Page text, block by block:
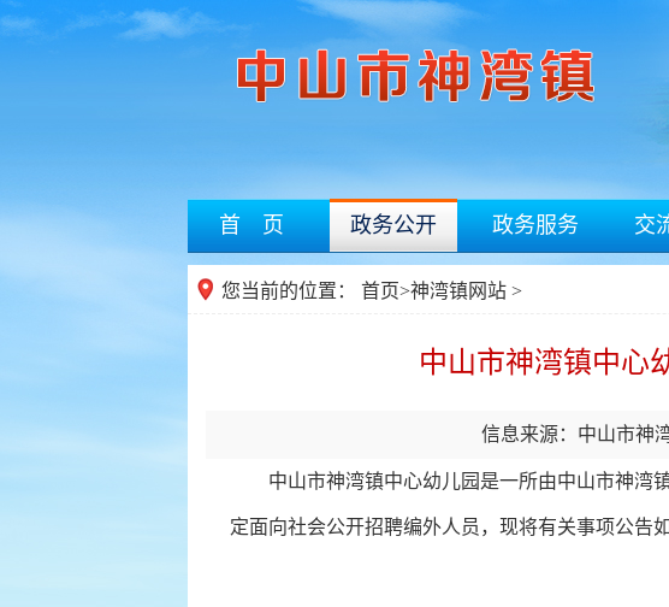
首 页 政务公开 政务服务 交
您当前的位置： 首页>神湾镇网站 >
中山市神湾镇中心
信息来源：中山市神
中山市神湾镇中心幼儿园是一所由中山市神湾镇
定面向社会公开招聘编外人员，现将有关事项公告如